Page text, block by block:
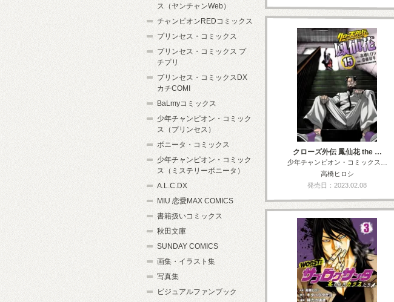
クローズ外伝 鳳仙花 the …
少年チャンピオン・コミックス…
高橋ヒロシ
発売日：2023.02.08
ス（ヤンチャンWeb）
チャンピオンREDコミックス
プリンセス・コミックス
プリンセス・コミックス プ
チプリ
プリンセス・コミックスDX
カチCOMI
BaLmyコミックス
少年チャンピオン・コミック
ス（プリンセス）
ボニータ・コミックス
少年チャンピオン・コミック
ス（ミステリーボニータ）
A.L.C.DX
MIU 恋愛MAX COMICS
書籍扱いコミックス
秋田文庫
SUNDAY COMICS
画集・イラスト集
写真集
ビジュアルファンブック